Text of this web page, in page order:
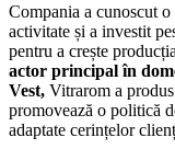
Compania a cunoscut
activitate și a investit
pentru a crește
actor principal în
Vest, Vitrarom a
promovează o politică
adaptate cerințelor